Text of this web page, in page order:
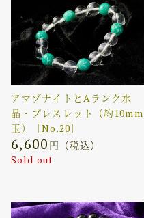
アマゾナイトとAランク水
晶・ブレスレット（約10mm
玉）［No.20］
6,600 円（税込）
Sold out